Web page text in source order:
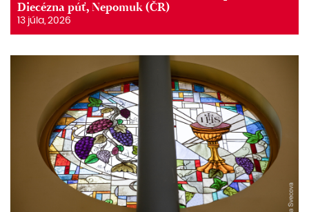
Diecézna púť, Nepomuk (ČR)
13 júla, 2026